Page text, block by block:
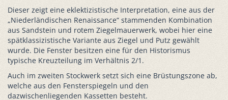
Dieser zeigt eine eklektizistische Interpretation, eine aus der
„Niederländischen Renaissance“ stammenden Kombination
aus Sandstein und rotem Ziegelmauerwerk, wobei hier eine
spätklassizistische Variante aus Ziegel und Putz gewählt
wurde. Die Fenster besitzen eine für den Historismus
typische Kreuzteilung im Verhältnis 2/1.
Auch im zweiten Stockwerk setzt sich eine Brüstungszone ab,
welche aus den Fensterspiegeln und den
dazwischenliegenden Kassetten besteht.